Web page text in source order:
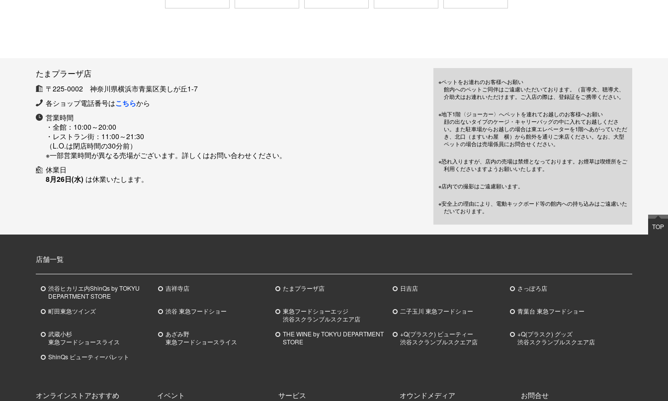
たまプラーザ店
〒225-0002 神奈川県横浜市青葉区美しが丘1-7
各ショップ電話番号はこちらから
営業時間
・全館： 10:00～20:00
・レストラン街： 11:00～21:30
（L.O.は閉店時間の30分前）
※一部営業時間が異なる売場がございます。詳しくはお問い合わせください。
休業日
8月26日(水) は休業いたします。
※ペットをお連れのお客様へお願い
館内へのペットご同伴はご遠慮いただいております。（盲導犬、聴導犬、
介助犬はお連れいただけます。ご入店の際は、登録証をご携帯ください。
※地下1階〈ジョーカー〉へペットを連れてお越しのお客様へお願い
顔の出ないタイプのケージ・キャリーバッグの中に入れてお越しくださ
い。また駐車場からお越しの場合は東エレベーターを1階へあがっていただ
き、北口（ますいわ屋 横）から館外を通りご来店ください。なお、大型
ペットの場合は売場係員にお問合せください。
※恐れ入りますが、店内の売場は禁煙となっております。お煙草は喫煙所をご
利用くださいますようお願いいたします。
※店内での撮影はご遠慮願います。
※安全上の理由により、電動キックボード等の館内への持ち込みはご遠慮いた
だいております。
TOP
店舗一覧
渋谷ヒカリエ内ShinQs by TOKYU
DEPARTMENT STORE
吉祥寺店 たまプラーザ店 日吉店 さっぽろ店
町田東急ツインズ 渋谷 東急フードショー
東急フードショーエッジ
渋谷スクランブルスクエア店
二子玉川 東急フードショー 青葉台 東急フードショー
武蔵小杉
東急フードショースライス
あざみ野
東急フードショースライス
THE WINE by TOKYU DEPARTMENT
STORE
+Q(プラスク) ビューティー
渋谷スクランブルスクエア店
+Q(プラスク) グッズ
渋谷スクランブルスクエア店
ShinQs ビューティーパレット
オンラインストアおすすめ イベント サービス オウンドメディア お問合せ